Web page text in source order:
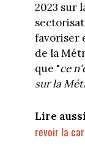
2023 sur
favoriser
de la
que "ce
sur la
Lire
revoir la